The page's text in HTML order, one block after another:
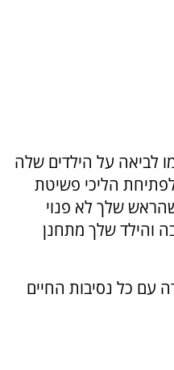
לביאה על הילדים שלה
הליכי פשיטת
שלך לא פנוי
מקצבה והילד שלך מתחנן
עם כל נסיבות החיים